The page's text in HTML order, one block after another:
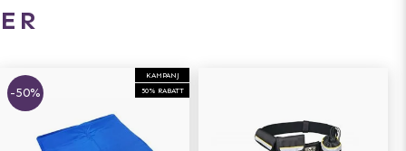
KAMPANJ
50% RABATT
-50%